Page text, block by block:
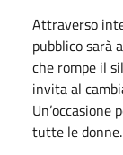
Attraverso
pubblico sarà
che rompe il
invita al
tutte le donne.